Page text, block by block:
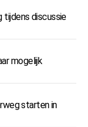
tijdens discussie
mogelijk
starten in